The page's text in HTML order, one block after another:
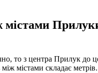
містами
то з центра Прилук до
містами складає метрів.